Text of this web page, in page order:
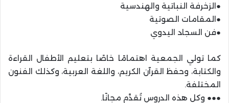
●الزخرفة النباتية والهندسية
●المقامات الصوتية
●فن السجاد اليدوي
كما تولي الجمعية اهتمامًا خاصًا بتعليم الأطفال القراءة
والكتابة، وحفظ القرآن الكريم، واللغة العربية، وكذلك الفنون
المختلفة.
●●● وكل هذه الدروس تُقدَّم مجانًا.